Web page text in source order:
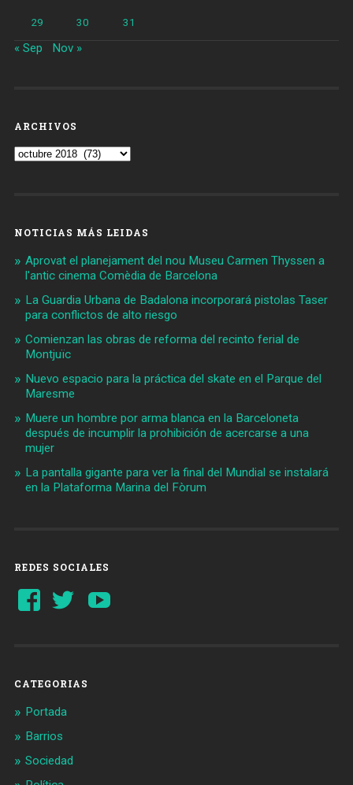
29 30 31
« Sep Nov »
ARCHIVOS
Archivos
NOTICIAS MÁS LEIDAS
Aprovat el planejament del nou Museu Carmen Thyssen a
l'antic cinema Comèdia de Barcelona
La Guardia Urbana de Badalona incorporará pistolas Taser
para conflictos de alto riesgo
Comienzan las obras de reforma del recinto ferial de
Montjuïc
Nuevo espacio para la práctica del skate en el Parque del
Maresme
Muere un hombre por arma blanca en la Barceloneta
después de incumplir la prohibición de acercarse a una
mujer
La pantalla gigante para ver la final del Mundial se instalará
en la Plataforma Marina del Fòrum
REDES SOCIALES
Ver
perfil
Ver
perfil
CATEGORIAS
Portada
Barrios
Sociedad